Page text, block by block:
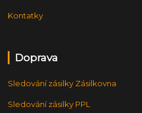
Kontatky
Doprava
Sledování zásilky Zásilkovna
Sledování zásilky PPL